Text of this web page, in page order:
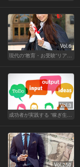
Vol.6
現代の“教育・お受験”リアルドキュメント
Vol.3
成功者が実践する “稼ぎ生活”
Vol.250